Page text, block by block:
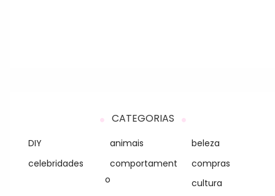
CATEGORIAS
DIY animais
beleza
celebridades
comportament
o
compras
cultura